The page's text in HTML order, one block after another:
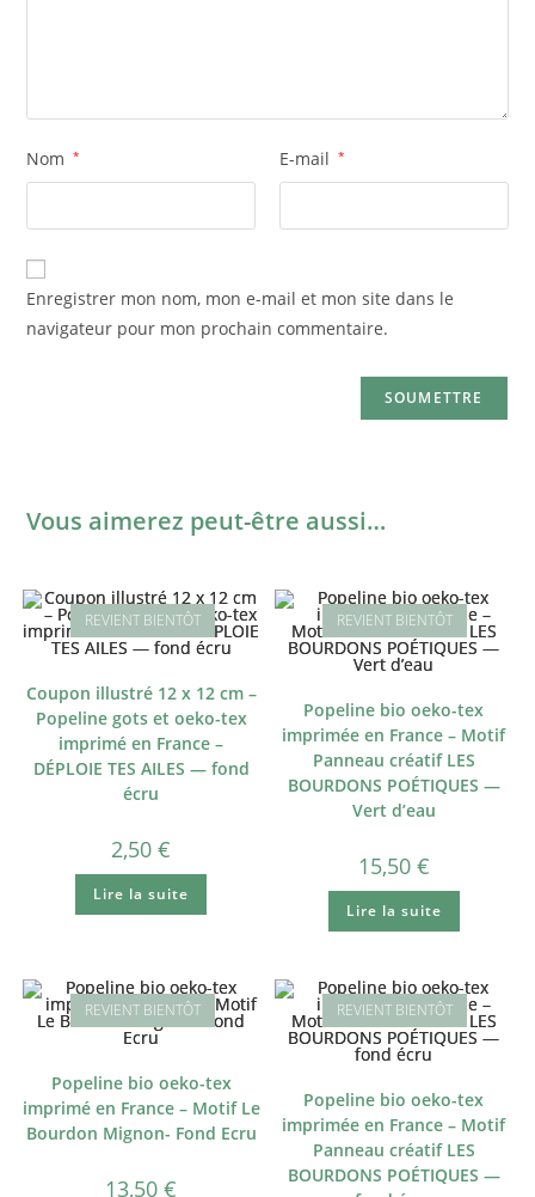
Nom * E-mail *
Enregistrer mon nom, mon e-mail et mon site dans le
navigateur pour mon prochain commentaire.
Vous aimerez peut-être aussi…
Coupon illustré 12 x 12 cm –
Popeline gots et oeko-tex
imprimé en France –
DÉPLOIE TES AILES — fond
écru
2,50€
Lire la suite
Popeline bio oeko-tex
imprimée en France – Motif
Panneau créatif LES
BOURDONS POÉTIQUES —
Vert d’eau
15,50 €
Lire la suite
Popeline bio oeko-tex
imprimé en France – Motif Le
Bourdon Mignon- Fond Ecru
13,50€
Popeline bio oeko-tex
imprimée en France – Motif
Panneau créatif LES
BOURDONS POÉTIQUES —